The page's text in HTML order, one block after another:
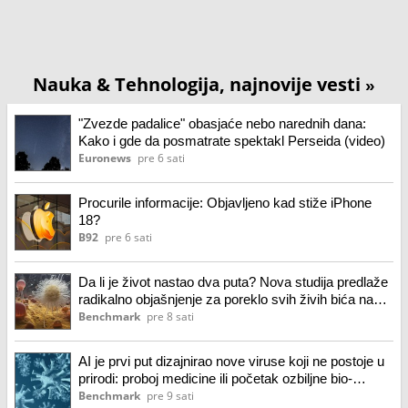
Nauka & Tehnologija, najnovije vesti »
"Zvezde padalice" obasjaće nebo narednih dana:
Kako i gde da posmatrate spektakl Perseida (video)
Euronews pre 6 sati
Procurile informacije: Objavljeno kad stiže iPhone
18?
B92 pre 6 sati
Da li je život nastao dva puta? Nova studija predlaže
radikalno objašnjenje za poreklo svih živih bića na
Zemlji
Benchmark pre 8 sati
AI je prvi put dizajnirao nove viruse koji ne postoje u
prirodi: proboj medicine ili početak ozbiljne bio-
bezbednosne dileme?
Benchmark pre 9 sati